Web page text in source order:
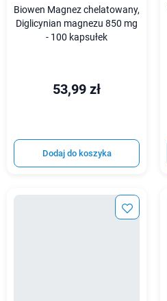
Biowen Magnez chelatowany,
Diglicynian magnezu 850 mg
- 100 kapsułek
53,99 zł
Dodaj do koszyka